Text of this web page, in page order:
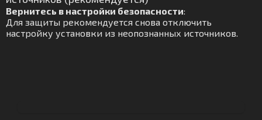
Вернитесь в настройки безопасности:
Для защиты рекомендуется снова отключить
настройку установки из неопознанных источников.